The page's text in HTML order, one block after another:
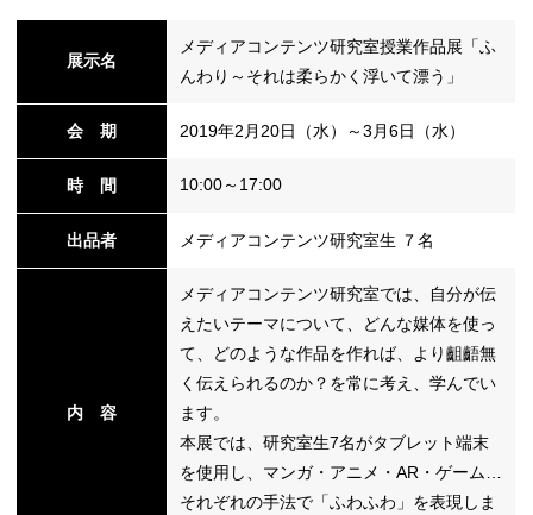
展示名
メディアコンテンツ研究室授業作品展「ふ
んわり～それは柔らかく浮いて漂う」
会 期 2019年2月20日（水）～3月6日（水）
時 間 10:00～17:00
出品者 メディアコンテンツ研究室生 ７名
内 容
メディアコンテンツ研究室では、自分が伝
えたいテーマについて、どんな媒体を使っ
て、どのような作品を作れば、より齟齬無
く伝えられるのか？を常に考え、学んでい
ます。
本展では、研究室生7名がタブレット端末
を使用し、マンガ・アニメ・AR・ゲーム…
それぞれの手法で「ふわふわ」を表現しま